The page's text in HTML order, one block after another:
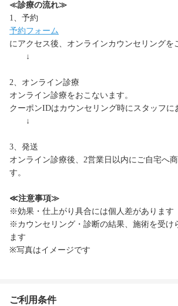
≪診療の流れ≫
1、予約
予約フォーム
にアクセス後、オンラインカウンセリングを
↓
2、オンライン診療
オンライン診療をおこないます。
クーポンIDはカウンセリング時にスタッフに
↓
3、発送
オンライン診療後、2営業日以内にご自宅へ
す。
≪注意事項≫
※効果・仕上がり具合には個人差があります
※カウンセリング・診断の結果、施術を受け
ます
※写真はイメージです
ご利用条件